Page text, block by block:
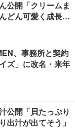
公開「クリームま
どん可愛く成長し
、事務所と契約
ズ」に改名・来年
公開「貝たっぷり
出汁が出てそう」